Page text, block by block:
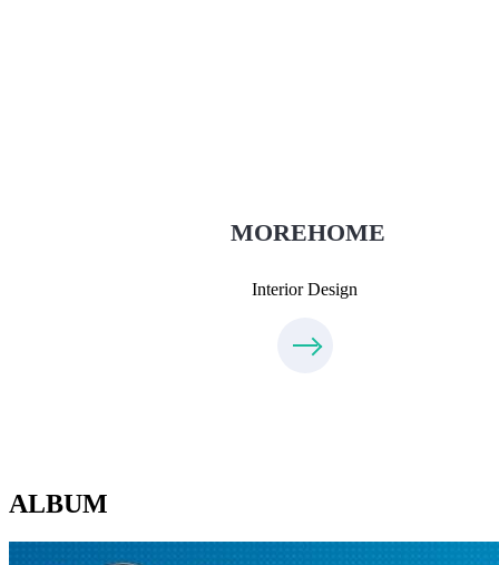
MOREHOME
Interior Design
ALBUM